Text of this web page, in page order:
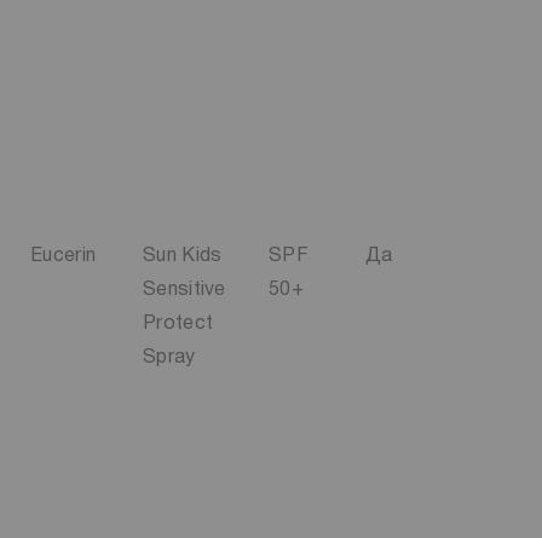
Eucerin
Sun Kids
Sensitive
Protect
Spray
SPF
50+
Да